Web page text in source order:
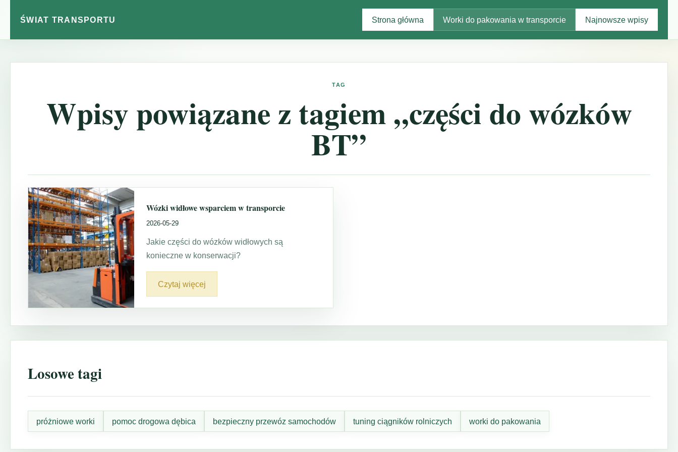
ŚWIAT TRANSPORTU Strona główna Worki do pakowania w transporcie Najnowsze wpisy
TAG
Wpisy powiązane z tagiem „części do wózków
BT”
Wózki widłowe wsparciem w transporcie
2026-05-29
Jakie części do wózków widłowych są
konieczne w konserwacji?
Czytaj więcej
Losowe tagi
próżniowe worki pomoc drogowa dębica bezpieczny przewóz samochodów tuning ciągników rolniczych worki do pakowania